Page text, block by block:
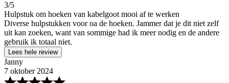
3/5
Hulpstuk om hoeken van kabelgoot mooi af te werken
Diverse hulpstukken voor oa de hoeken. Jammer dat je dit niet zelf
uit kan zoeken, want van sommige had ik meer nodig en de andere
gebruik ik totaal niet.
Lees hele review
Janny
7 oktober 2024